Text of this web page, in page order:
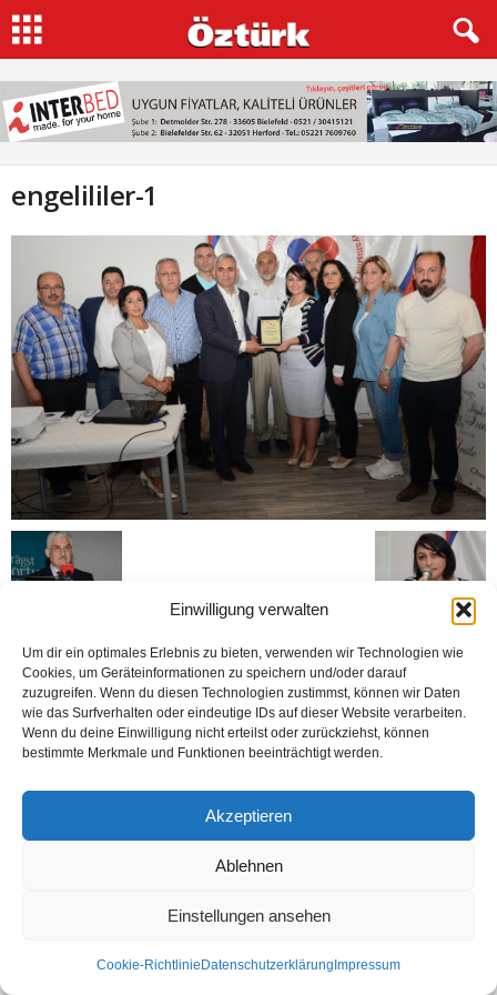
Einwilligung verwalten
Um dir ein optimales Erlebnis zu bieten, verwenden wir Technologien wie
Cookies, um Geräteinformationen zu speichern und/oder darauf
zuzugreifen. Wenn du diesen Technologien zustimmst, können wir Daten
wie das Surfverhalten oder eindeutige IDs auf dieser Website verarbeiten.
Wenn du deine Einwilligung nicht erteilst oder zurückziehst, können
bestimmte Merkmale und Funktionen beeinträchtigt werden.
Akzeptieren
Ablehnen
Einstellungen ansehen
Cookie-Richtlinie Datenschutzerklärung Impressum
engelililer-1
Kontakt Datenschutzerklärung
Impressum
© Öztürk Gazetesi 1986 – 2026